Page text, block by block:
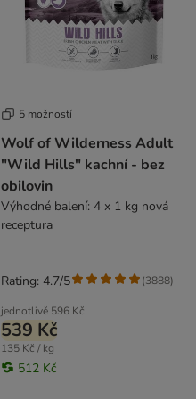
5 možností
Wolf of Wilderness Adult
"Wild Hills" kachní - bez
obilovin
Výhodné balení: 4 x 1 kg nová
receptura
jednotlivě 596 Kč
539 Kč
135 Kč / kg
512 Kč
Rating: 4.7/5 (3888)